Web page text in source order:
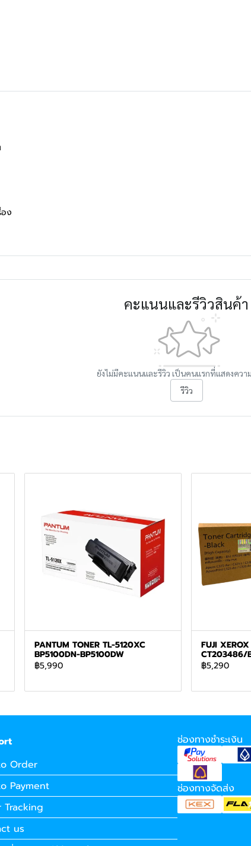
ง
คะแนนและรีวิวสินค้า
ยังไม่มีคะแนนและรีวิว เป็นคนแรกที่แสดงควา
รีวิว
PANTUM TONER TL-5120XC
BP5100DN-BP5100DW
฿5,990
FUJI
CT203486/
฿5,290
Order
Payment
Tracking
us
ช่องทางชำระเงิน
ช่องทางจัดส่ง